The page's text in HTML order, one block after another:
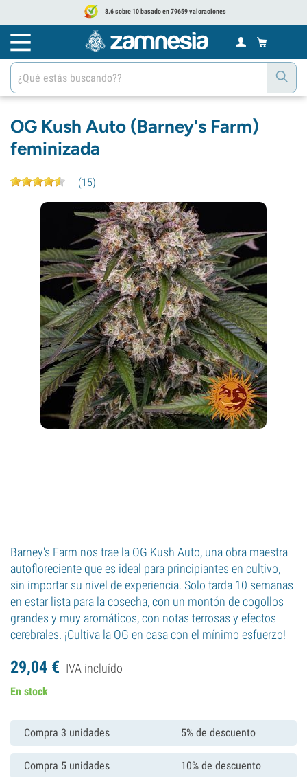
8.6 sobre 10 basado en 79659 valoraciones
OG Kush Auto (Barney's Farm)
feminizada
(15)
Barney's Farm nos trae la OG Kush Auto, una obra maestra
autofloreciente que es ideal para principiantes en cultivo,
sin importar su nivel de experiencia. Solo tarda 10 semanas
en estar lista para la cosecha, con un montón de cogollos
grandes y muy aromáticos, con notas terrosas y efectos
cerebrales. ¡Cultiva la OG en casa con el mínimo esfuerzo!
29,04 € IVA incluído
En stock
Compra 3 unidades 5% de descuento
Compra 5 unidades 10% de descuento